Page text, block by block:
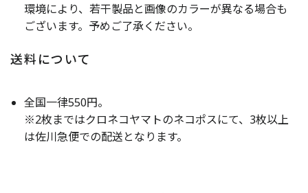
環境により、若干製品と画像のカラーが異なる場合も
ございます。予めご了承ください。
送料について
全国一律550円。
※2枚まではクロネコヤマトのネコポスにて、3枚以上
は佐川急便での配送となります。